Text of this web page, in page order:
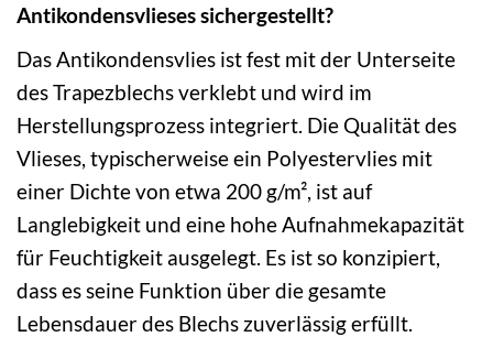
Antikondensvlieses sichergestellt?
Das Antikondensvlies ist fest mit der Unterseite
des Trapezblechs verklebt und wird im
Herstellungsprozess integriert. Die Qualität des
Vlieses, typischerweise ein Polyestervlies mit
einer Dichte von etwa 200 g/m², ist auf
Langlebigkeit und eine hohe Aufnahmekapazität
für Feuchtigkeit ausgelegt. Es ist so konzipiert,
dass es seine Funktion über die gesamte
Lebensdauer des Blechs zuverlässig erfüllt.